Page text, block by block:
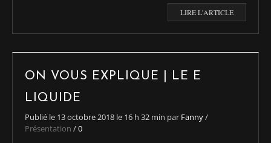
LIRE L'ARTICLE
ON VOUS EXPLIQUE | LE E
LIQUIDE
Publié le 13 octobre 2018 le 16 h 32 min par Fanny/
Présentation /0